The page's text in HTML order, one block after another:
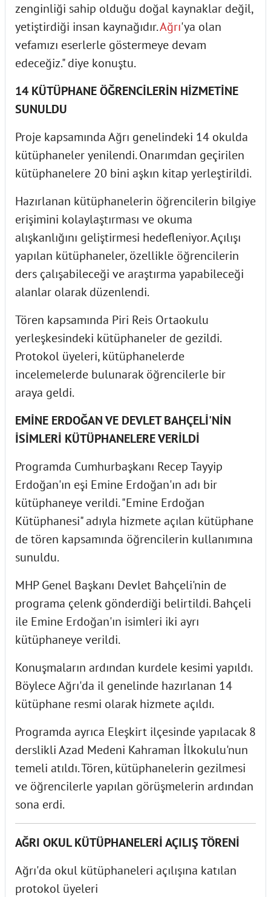
zenginliği sahip olduğu doğal kaynaklar değil,
yetiştirdiği insan kaynağıdır.Ağrı'ya olan
vefamızı eserlerle göstermeye devam
edeceğiz." diye konuştu.
14 KÜTÜPHANE ÖĞRENCİLERİN HİZMETİNE
SUNULDU
Proje kapsamında Ağrı genelindeki 14 okulda
kütüphaneler yenilendi. Onarımdan geçirilen
kütüphanelere 20 bini aşkın kitap yerleştirildi.
Hazırlanan kütüphanelerin öğrencilerin bilgiye
erişimini kolaylaştırması ve okuma
alışkanlığını geliştirmesi hedefleniyor. Açılışı
yapılan kütüphaneler, özellikle öğrencilerin
ders çalışabileceği ve araştırma yapabileceği
alanlar olarak düzenlendi.
Tören kapsamında Piri Reis Ortaokulu
yerleşkesindeki kütüphaneler de gezildi.
Protokol üyeleri, kütüphanelerde
incelemelerde bulunarak öğrencilerle bir
araya geldi.
EMİNE ERDOĞAN VE DEVLET BAHÇELİ'NİN
İSİMLERİ KÜTÜPHANELERE VERİLDİ
Programda Cumhurbaşkanı Recep Tayyip
Erdoğan'ın eşi Emine Erdoğan'ın adı bir
kütüphaneye verildi. "Emine Erdoğan
Kütüphanesi" adıyla hizmete açılan kütüphane
de tören kapsamında öğrencilerin kullanımına
sunuldu.
MHP Genel Başkanı Devlet Bahçeli'nin de
programa çelenk gönderdiği belirtildi. Bahçeli
ile Emine Erdoğan'ın isimleri iki ayrı
kütüphaneye verildi.
Konuşmaların ardından kurdele kesimi yapıldı.
Böylece Ağrı'da il genelinde hazırlanan 14
kütüphane resmi olarak hizmete açıldı.
Programda ayrıca Eleşkirt ilçesinde yapılacak 8
derslikli Azad Medeni Kahraman İlkokulu'nun
temeli atıldı. Tören, kütüphanelerin gezilmesi
ve öğrencilerle yapılan görüşmelerin ardından
sona erdi.
AĞRI OKUL KÜTÜPHANELERİ AÇILIŞ TÖRENİ
Ağrı'da okul kütüphaneleri açılışına katılan
protokol üyeleri